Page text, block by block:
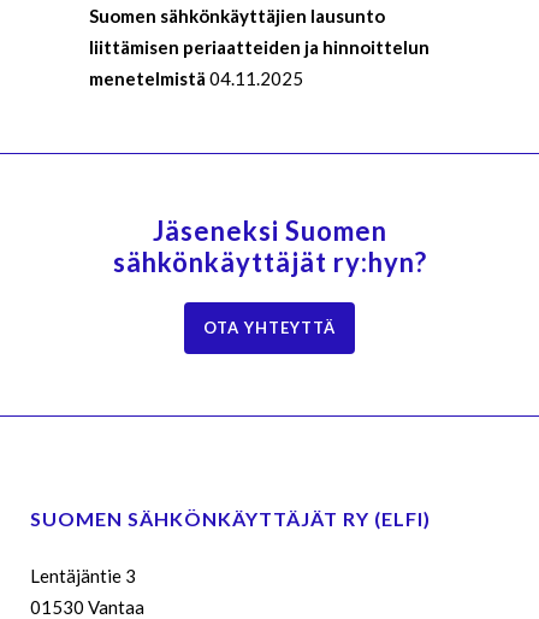
Suomen sähkönkäyttäjien lausunto
liittämisen periaatteiden ja hinnoittelun
menetelmistä 04.11.2025
Jäseneksi Suomen
sähkönkäyttäjät ry:hyn?
OTA YHTEYTTÄ
SUOMEN SÄHKÖNKÄYTTÄJÄT RY (ELFI)
Lentäjäntie 3
01530 Vantaa